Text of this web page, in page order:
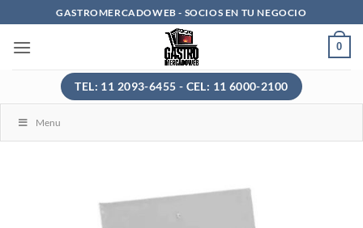
al
contenido
GASTROMERCADOWEB - SOCIOS EN TU NEGOCIO
0
TEL: 11 2093-6455 - CEL: 11 6000-2100
Menu